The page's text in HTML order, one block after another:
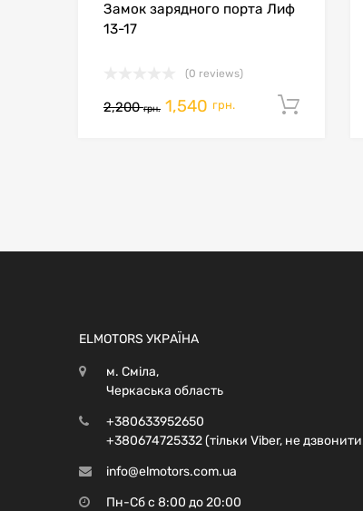
Замок зарядного порта Лиф
13-17
(0 reviews)
2,200грн. 1,540 грн.
ELMOTORS УКРАЇНА
м. Сміла,
Черкаська область
+380633952650
+380674725332 (тільки Viber, не
info@elmotors.com.ua
Пн-Сб с 8:00 до 20:00